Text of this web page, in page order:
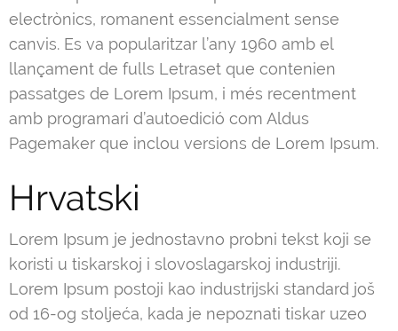
electrònics, romanent essencialment sense
canvis. Es va popularitzar l’any 1960 amb el
llançament de fulls Letraset que contenien
passatges de Lorem Ipsum, i més recentment
amb programari d’autoedició com Aldus
Pagemaker que inclou versions de Lorem Ipsum.
Hrvatski
Lorem Ipsum je jednostavno probni tekst koji se
koristi u tiskarskoj i slovoslagarskoj industriji.
Lorem Ipsum postoji kao industrijski standard još
od 16-og stoljeća, kada je nepoznati tiskar uzeo